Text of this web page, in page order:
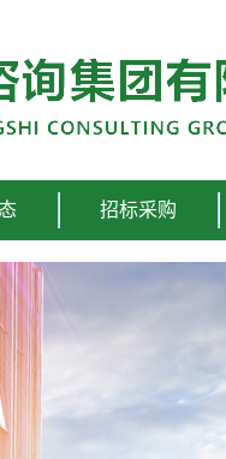
招标采购